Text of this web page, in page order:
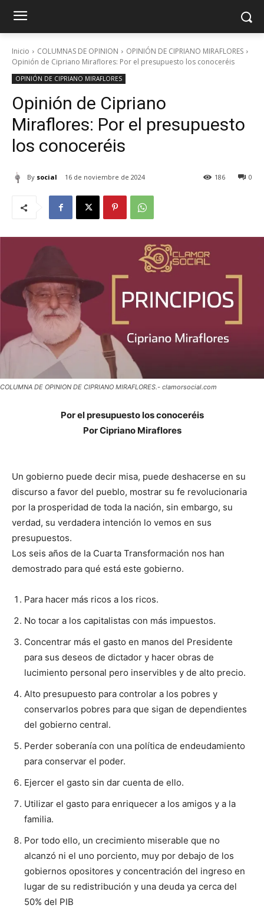
Inicio COLUMNAS DE OPINION
OPINIÓN DE CIPRIANO MIRAFLORES
Opinión de Cipriano Miraflores: Por el presupuesto los conoceréis
OPINIÓN DE CIPRIANO MIRAFLORES
Opinión de Cipriano
Miraflores: Por el presupuesto
los conoceréis
By social 16 de noviembre de 2024 0
186
COLUMNA DE OPINION DE CIPRIANO MIRAFLORES.- clamorsocial.com
Por el presupuesto los conoceréis
Por Cipriano Miraflores
Un gobierno puede decir misa, puede deshacerse en su
discurso a favor del pueblo, mostrar su fe revolucionaria
por la prosperidad de toda la nación, sin embargo, su
verdad, su verdadera intención lo vemos en sus
presupuestos.
Los seis años de la Cuarta Transformación nos han
demostrado para qué está este gobierno.
Para hacer más ricos a los ricos.
No tocar a los capitalistas con más impuestos.
Concentrar más el gasto en manos del Presidente
para sus deseos de dictador y hacer obras de
lucimiento personal pero inservibles y de alto precio.
Alto presupuesto para controlar a los pobres y
conservarlos pobres para que sigan de dependientes
del gobierno central.
Perder soberanía con una política de endeudamiento
para conservar el poder.
Ejercer el gasto sin dar cuenta de ello.
Utilizar el gasto para enriquecer a los amigos y a la
familia.
Por todo ello, un crecimiento miserable que no
alcanzó ni el uno porciento, muy por debajo de los
gobiernos opositores y concentración del ingreso en
lugar de su redistribución y una deuda ya cerca del
50% del PIB